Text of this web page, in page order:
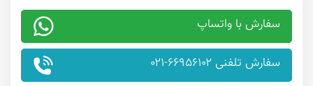
سفارش با واتساپ
سفارش تلفنی ۶۶۹۵۶۱۰۲-۰۲۱